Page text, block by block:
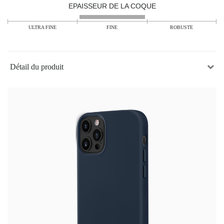
EPAISSEUR DE LA COQUE
ULTRA FINE FINE ROBUSTE
Détail du produit